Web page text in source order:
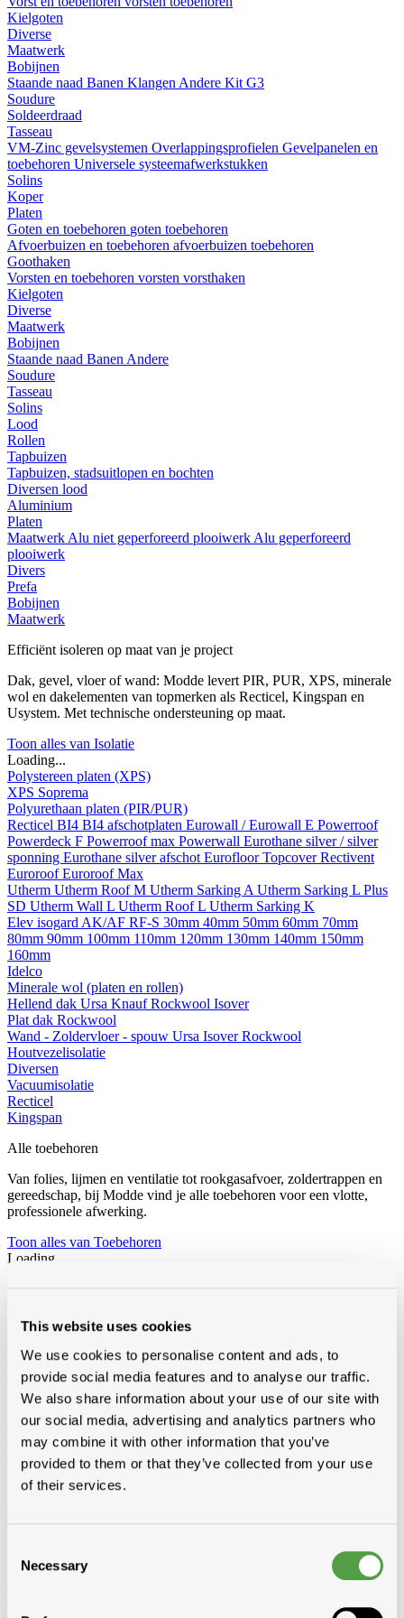
This website uses cookies
We use cookies to personalise content and ads, to
provide social media features and to analyse our traffic.
We also share information about your use of our site with
our social media, advertising and analytics partners who
may combine it with other information that you’ve
provided to them or that they’ve collected from your use
of their services.
Selection
Necessary
Kielgoten
Diverse
Maatwerk
Bobijnen
Staande naad Banen Klangen Andere Kit G3
Soudure
Soldeerdraad
Tasseau
VM-Zinc gevelsystemen Overlappingsprofielen Gevelpanelen en
toebehoren Universele systeemafwerkstukken
Solins
Koper
Platen
Goten en toebehoren goten toebehoren
Afvoerbuizen en toebehoren afvoerbuizen toebehoren
Goothaken
Vorsten en toebehoren vorsten vorsthaken
Kielgoten
Diverse
Maatwerk
Bobijnen
Staande naad Banen Andere
Soudure
Tasseau
Solins
Lood
Rollen
Tapbuizen
Tapbuizen, stadsuitlopen en bochten
Diversen lood
Aluminium
Platen
Maatwerk Alu niet geperforeerd plooiwerk Alu geperforeerd
plooiwerk
Divers
Prefa
Bobijnen
Maatwerk
Efficiënt isoleren op maat van je project
Dak, gevel, vloer of wand: Modde levert PIR, PUR, XPS, minerale
wol en dakelementen van topmerken als Recticel, Kingspan en
Usystem. Met technische ondersteuning op maat.
Toon alles van Isolatie
Loading...
Polystereen platen (XPS)
XPS Soprema
Polyurethaan platen (PIR/PUR)
Recticel BI4 BI4 afschotplaten Eurowall / Eurowall E Powerroof
Powerdeck F Powerroof max Powerwall Eurothane silver / silver
sponning Eurothane silver afschot EurofloorTopcoverRectivent
EuroroofEuroroof Max
Utherm Utherm Roof M Utherm Sarking A Utherm Sarking L Plus
SD Utherm Wall L Utherm Roof L Utherm Sarking K
Elev isogard AK/AF RF-S 30mm 40mm 50mm 60mm 70mm
80mm 90mm 100mm 110mm 120mm 130mm 140mm 150mm
160mm
Idelco
Minerale wol (platen en rollen)
Hellend dak Ursa KnaufRockwool Isover
Plat dak Rockwool
Wand - Zoldervloer - spouw Ursa IsoverRockwool
Houtvezelisolatie
Diversen
Vacuumisolatie
Recticel
Kingspan
Alle toebehoren
Van folies, lijmen en ventilatie tot rookgasafvoer, zoldertrappen en
gereedschap, bij Modde vind je alle toebehoren voor een vlotte,
professionele afwerking.
Toon alles van Toebehoren
Loading...
LoodvervangerWakaflexKoraflexEterflexAlu loodflexKoraflex
OndernokkenRollenDiversen
Dakverven, sprays en dakbeschermingAlgimousBlackvernis
RoofcoatSpraypaint
Liquiden en lijmen voor platte daken
Imperbel liquiden en lijmen
Ikopro liquiden en lijmenSoudal daklijmen Soprema liquiden en
lijmen
HoeklattenImperbelRotswolFoamglas
Siliconen, kitten, tapes, schuimen Siliconen, kitten, lijmenBanden-
tapesSolid John Hybrid Polymeer
MultiventNicoll
Eternit (ontluchting uni)